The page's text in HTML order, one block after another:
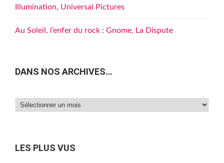
Illumination, Universal Pictures
Au Soleil, l’enfer du rock : Gnome, La Dispute
DANS NOS ARCHIVES…
Dans
LES PLUS VUS